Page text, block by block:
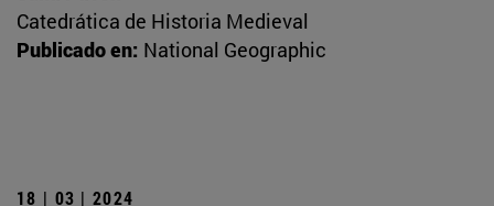
Catedrática de Historia Medieval
Publicado en: National Geographic
18 | 03 | 2024